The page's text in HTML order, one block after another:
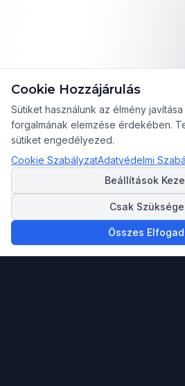
Cookie Hozzájárulás
Sütiket használunk az élmény
forgalmának elemzése érdekében.
sütiket engedélyezed.
Cookie SzabályzatAdatvédelmi
Beállítások
Csak
Összes